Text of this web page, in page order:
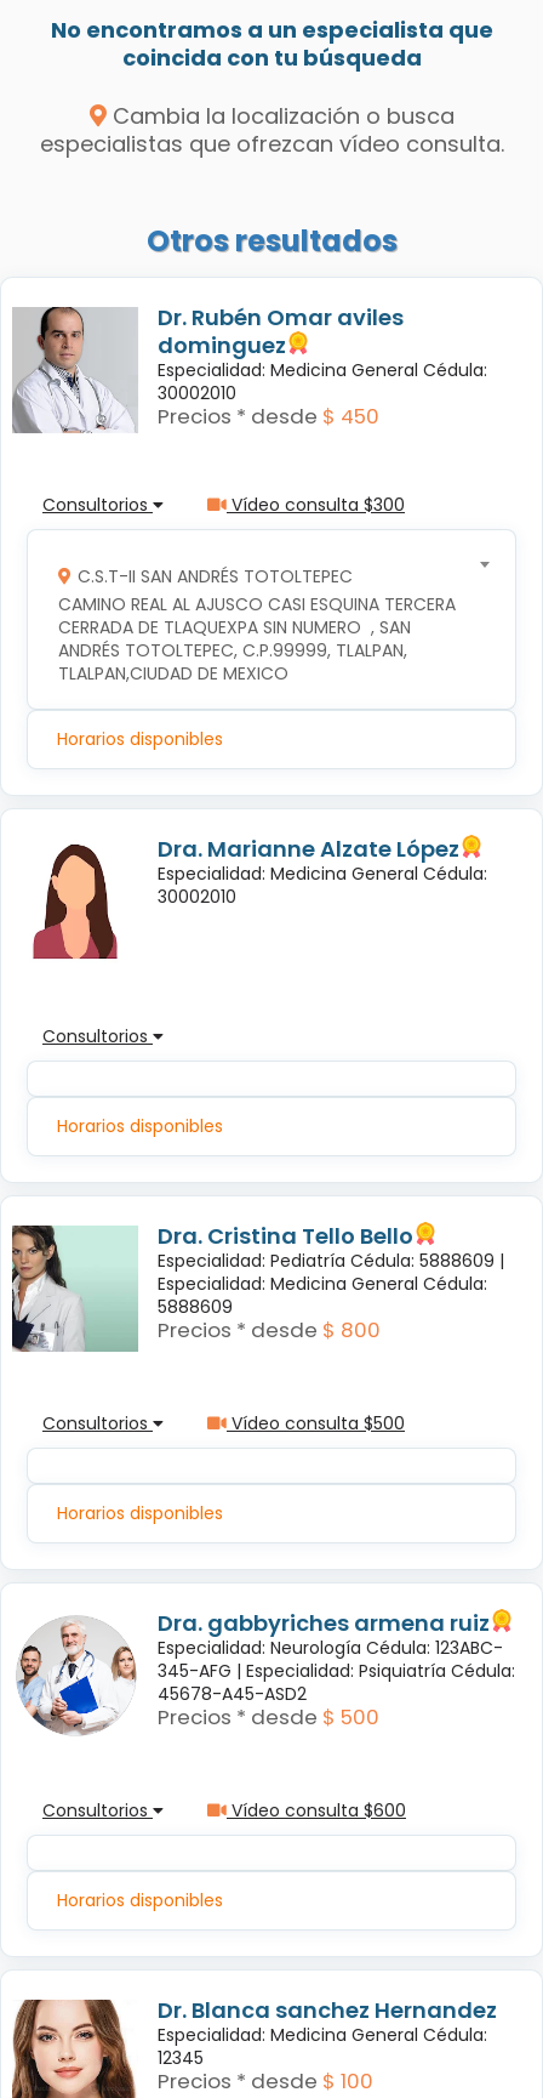
No encontramos a un especialista que
coincida con tu búsqueda
Cambia la localización o busca
especialistas que ofrezcan vídeo consulta.
Otros resultados
Dr. Rubén Omar aviles
dominguez
Especialidad: Medicina General Cédula:
30002010
Precios * desde $ 450
Consultorios Vídeo consulta $300
C.S.T-II SAN ANDRÉS TOTOLTEPEC
CAMINO REAL AL AJUSCO CASI ESQUINA TERCERA
CERRADA DE TLAQUEXPA SIN NUMERO  , SAN
ANDRÉS TOTOLTEPEC, C.P.99999, TLALPAN,
TLALPAN,CIUDAD DE MEXICO
Horarios disponibles
Dra. Marianne Alzate López
Especialidad: Medicina General Cédula:
30002010
Consultorios
Horarios disponibles
Dra. Cristina Tello Bello
Especialidad: Pediatría Cédula: 5888609 |
Especialidad: Medicina General Cédula:
5888609
Precios * desde $ 800
Consultorios Vídeo consulta $500
Horarios disponibles
Dra. gabbyriches armena ruiz
Especialidad: Neurología Cédula: 123ABC-
345-AFG | Especialidad: Psiquiatría Cédula:
45678-A45-ASD2
Precios * desde $ 500
Consultorios Vídeo consulta $600
Horarios disponibles
Dr. Blanca sanchez Hernandez
Especialidad: Medicina General Cédula:
12345
Precios * desde $ 100